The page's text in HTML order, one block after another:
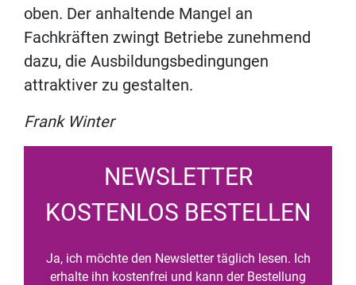
oben. Der anhaltende Mangel an
Fachkräften zwingt Betriebe zunehmend
dazu, die Ausbildungsbedingungen
attraktiver zu gestalten.
Frank Winter
NEWSLETTER
KOSTENLOS BESTELLEN
Ja, ich möchte den Newsletter täglich lesen. Ich
erhalte ihn kostenfrei und kann der Bestellung